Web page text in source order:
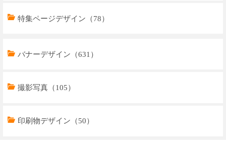
特集ページデザイン（78）
トップページデザイン（32）
商品ページデザイン（769）
特集ページデザイン（59）
バナーデザイン（631）
撮影写真（105）
印刷物デザイン（50）